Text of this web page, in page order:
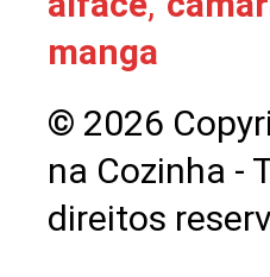
manga
© 2026
na Cozinha -
direitos